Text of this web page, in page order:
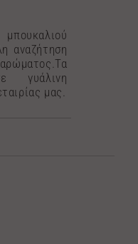
αναζήτηση
γυάλινη
μας.